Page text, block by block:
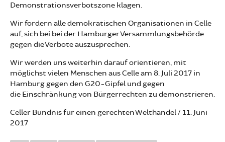
Demonstrationsverbotszone klagen.
Wir fordern alle demokratischen Organisationen in Celle
auf, sich bei bei der Hamburger Versammlungsbehörde
gegen die Verbote auszusprechen.
Wir werden uns weiterhin darauf orientieren, mit
möglichst vielen Menschen aus Celle am 8. Juli 2017 in
Hamburg gegen den G20-Gipfel und gegen
die Einschränkung von Bürgerrechten zu demonstrieren.
Celler Bündnis für einen gerechten Welthandel / 11. Juni
2017